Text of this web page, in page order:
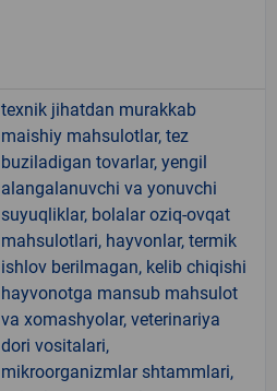
texnik jihatdan murakkab
maishiy mahsulotlar, tez
buziladigan tovarlar, yengil
alangalanuvchi va yonuvchi
suyuqliklar, bolalar oziq-ovqat
mahsulotlari, hayvonlar, termik
ishlov berilmagan, kelib chiqishi
hayvonotga mansub mahsulot
va xomashyolar, veterinariya
dori vositalari,
mikroorganizmlar shtammlari,